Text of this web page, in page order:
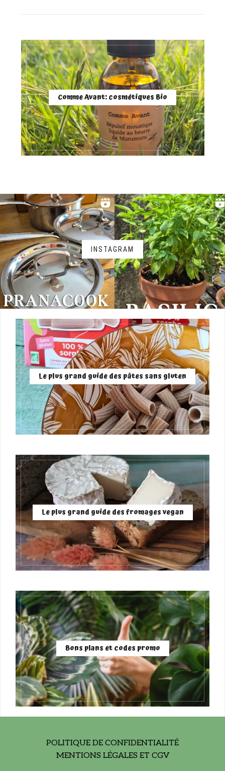
Comme Avant: cosmétiques Bio
INSTAGRAM
Le plus grand guide des pâtes sans gluten
Le plus grand guide des fromages vegan
Bons plans et codes promo
POLITIQUE DE CONFIDENTIALITÉ
MENTIONS LÉGALES ET CGV